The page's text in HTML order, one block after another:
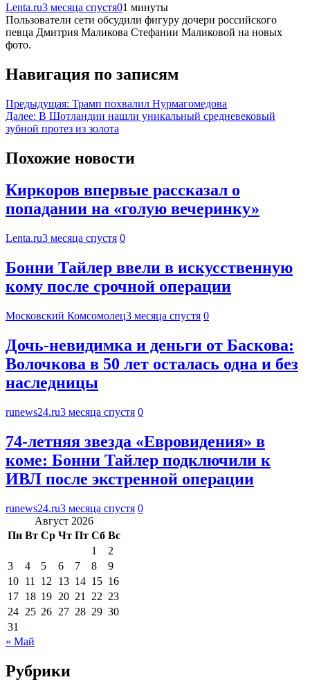
Lenta.ru3 месяца спустя01 минуты
Пользователи сети обсудили фигуру дочери российского
певца Дмитрия Маликова Стефании Маликовой на новых
фото.
Навигация по записям
Предыдущая: Трамп похвалил Нурмагомедова
Далее: В Шотландии нашли уникальный средневековый
зубной протез из золота
Похожие новости
Киркоров впервые рассказал о
попадании на «голую вечеринку»
Lenta.ru3 месяца спустя 0
Бонни Тайлер ввели в искусственную
кому после срочной операции
Московский Комсомолец3 месяца спустя 0
Дочь-невидимка и деньги от Баскова:
Волочкова в 50 лет осталась одна и без
наследницы
runews24.ru3 месяца спустя 0
74-летняя звезда «Евровидения» в
коме: Бонни Тайлер подключили к
ИВЛ после экстренной операции
runews24.ru3 месяца спустя 0
Август 2026
Пн Вт Ср Чт Пт Сб Вс
1
2
3
4 5 6 7 8
9
10 11 12 13 14 15 16
17 18 19 20 21 22 23
24 25 26 27 28 29 30
31
« Май
Рубрики